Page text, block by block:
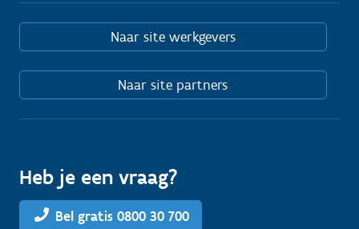
Naar site werkgevers
Naar site partners
Heb je een vraag?
Bel gratis 0800 30 700